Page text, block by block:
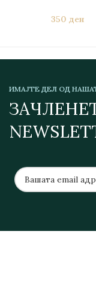
350 ден
ИМАЈТЕ ДЕЛ ОД